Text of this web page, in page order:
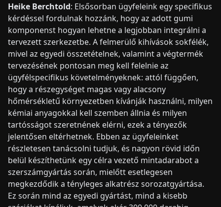
Heike Berchtold: Elsősorban ügyfeleink egy specifikus
kérdéssel fordulnak hozzánk, hogy az adott gumi
komponenst hogyan lehetne a legjobban integrálni a
tervezett szerkezetbe. A felmerülő kihívások sokfélék,
mivel az egyedi összetételnek, valamint a végtermék
tervezésének pontosan meg kell felelnie az
ügyfélspecifikus követelményeknek: attól függően,
hogy a részegységet magas vagy alacsony
hőmérsékletű környezetben kívánják használni, milyen
kémiai anyagokkal kell szemben állnia és milyen
tartósságot szeretnének elérni, ezek a tényezők
jelentősen eltérhetnek. Ebben az ügyfeleinket
részletesen tanácsolni tudjuk, és nagyon rövid időn
belül készíthetünk egy célra vezető mintadarabot a
szerszámgyártás során, mielőtt esetlegesen
megkezdődik a tényleges alkatrész sorozatgyártása.
Ez során mind az egyedi gyártást, mind a kisebb